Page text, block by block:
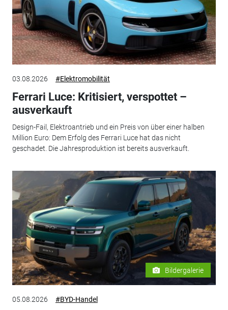
03.08.2026 #Elektromobilität
Ferrari Luce: Kritisiert, verspottet –
ausverkauft
Design-Fail, Elektroantrieb und ein Preis von über einer halben
Million Euro: Dem Erfolg des Ferrari Luce hat das nicht
geschadet. Die Jahresproduktion ist bereits ausverkauft.
Bildergalerie
05.08.2026 #BYD-Handel